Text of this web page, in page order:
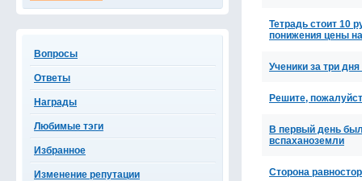
Вопросы
Ответы
Награды
Любимые тэги
Избранное
Изменение репутации
Тетрадь стоит 10
понижения цены
Ученики за три
Решите,
В первый день
вспаханоземли
Сторона